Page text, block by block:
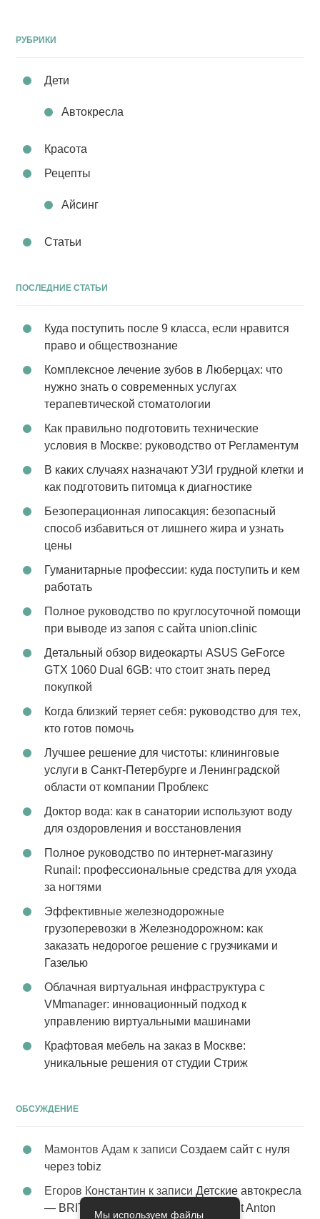
РУБРИКИ
Дети
Автокресла
Красота
Рецепты
Айсинг
Статьи
ПОСЛЕДНИЕ СТАТЬИ
Куда поступить после 9 класса, если нравится
право и обществознание
Комплексное лечение зубов в Люберцах: что
нужно знать о современных услугах
терапевтической стоматологии
Как правильно подготовить технические
условия в Москве: руководство от Регламентум
В каких случаях назначают УЗИ грудной клетки и
как подготовить питомца к диагностике
Безоперационная липосакция: безопасный
способ избавиться от лишнего жира и узнать
цены
Гуманитарные профессии: куда поступить и кем
работать
Полное руководство по круглосуточной помощи
при выводе из запоя с сайта union.clinic
Детальный обзор видеокарты ASUS GeForce
GTX 1060 Dual 6GB: что стоит знать перед
покупкой
Когда близкий теряет себя: руководство для тех,
кто готов помочь
Лучшее решение для чистоты: клининговые
услуги в Санкт-Петербурге и Ленинградской
области от компании Проблекс
Доктор вода: как в санатории используют воду
для оздоровления и восстановления
Полное руководство по интернет-магазину
Runail: профессиональные средства для ухода
за ногтями
Эффективные железнодорожные
грузоперевозки в Железнодорожном: как
заказать недорогое решение с грузчиками и
Газелью
Облачная виртуальная инфраструктура с
VMmanager: инновационный подход к
управлению виртуальными машинами
Крафтовая мебель на заказ в Москве:
уникальные решения от студии Стриж
ОБСУЖДЕНИЕ
Мамонтов Адам к записиСоздаем сайт с нуля
через tobiz
Егоров Константин к записиДетские автокресла
— BRITAX Evolva 1-2-3 (1-2-3) цвет St Anton
Мы используем файлы